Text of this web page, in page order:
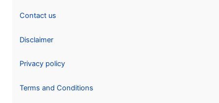
Contact us
Disclaimer
Privacy policy
Terms and Conditions